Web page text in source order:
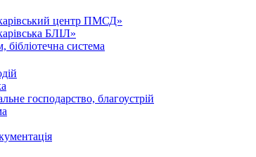
центр ПМСД»
БЛІЛ»
бібліотечна система
господарство, благоустрій